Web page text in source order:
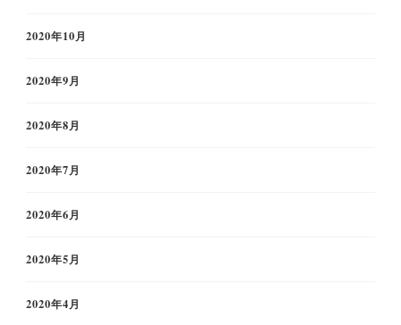
2020年10月
2020年9月
2020年8月
2020年7月
2020年6月
2020年5月
2020年4月